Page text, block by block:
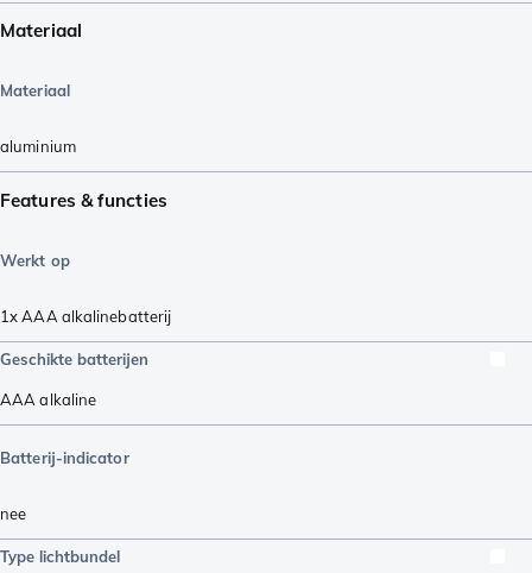
Materiaal
Materiaal
aluminium
Features & functies
Werkt op
1x AAA alkalinebatterij
Geschikte batterijen
AAA alkaline
Batterij-indicator
nee
Type lichtbundel